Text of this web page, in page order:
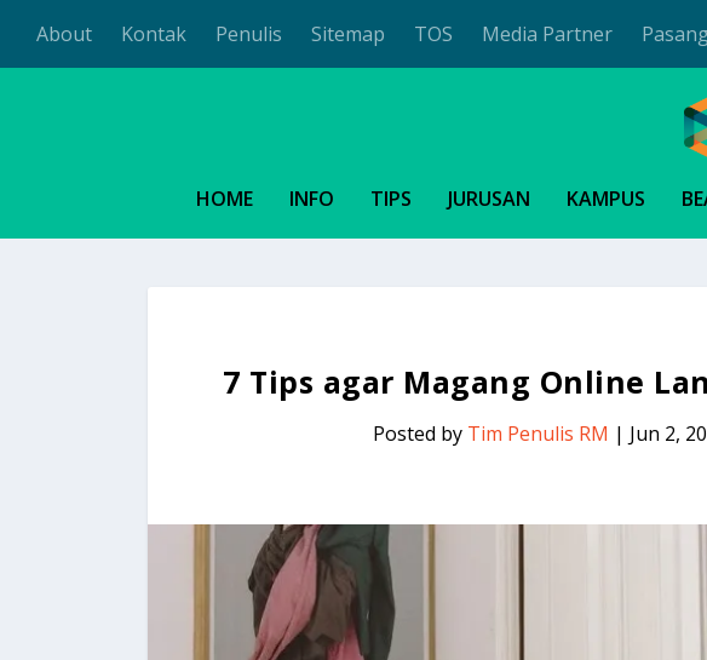
About Kontak Penulis Sitemap TOS Media Partner
HOME INFO TIPS JURUSAN KAMPUS
7 Tips agar Magang Online
Posted by Tim Penulis RM | Jun 2,